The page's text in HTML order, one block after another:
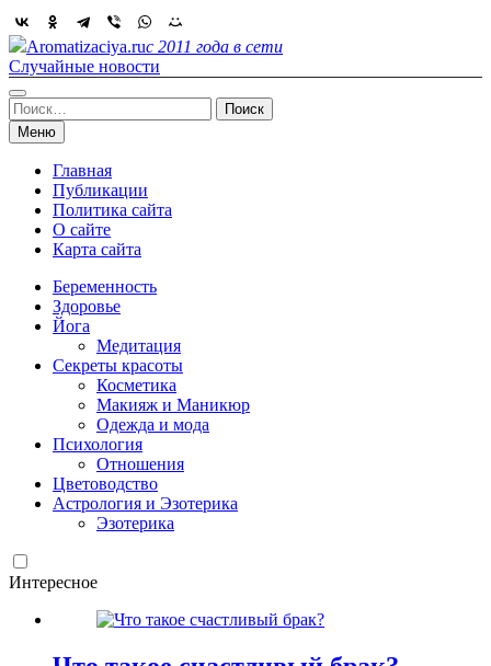
Skip
to
content
Aromatizaciya.ruс 2011 года в сети
Случайные новости
Найти:
Меню
Главная
Публикации
Политика сайта
О сайте
Карта сайта
Беременность
Здоровье
Йога
Медитация
Секреты красоты
Косметика
Макияж и Маникюр
Одежда и мода
Психология
Отношения
Цветоводство
Астрология и Эзотерика
Эзотерика
Интересное